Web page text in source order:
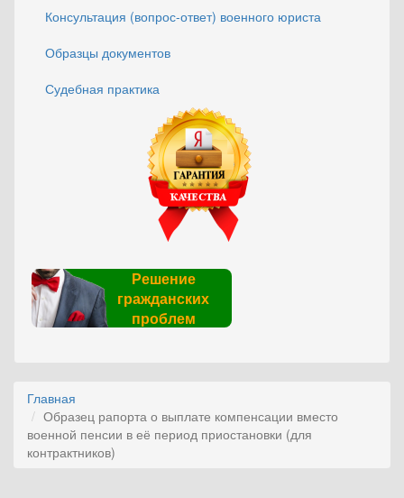
Консультация (вопрос-ответ) военного юриста
Образцы документов
Судебная практика
Решение
гражданских
проблем
Главная
Образец рапорта о выплате компенсации вместо
военной пенсии в её период приостановки (для
контрактников)